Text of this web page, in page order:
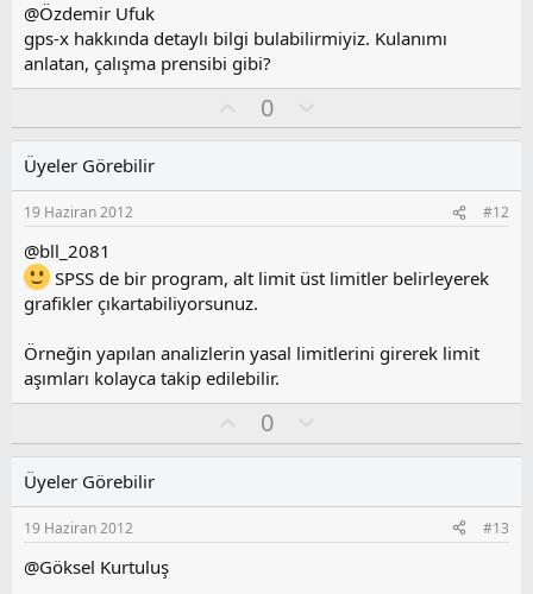
o
l
@Özdemir Ufuk
gps-x hakkında detaylı bilgi bulabilirmiyiz. Kulanımı
anlatan, çalışma prensibi gibi?
y
0
l
s
u
o
y
a
Üyeler Görebilir
19 Haziran 2012 #12
@bll_2081
SPSS de bir program, alt limit üst limitler belirleyerek
grafikler çıkartabiliyorsunuz.
Örneğin yapılan analizlerin yasal limitlerini girerek limit
aşımları kolayca takip edilebilir.
y
0
l
s
u
Üyeler Görebilir
19 Haziran 2012 #13
@Göksel Kurtuluş